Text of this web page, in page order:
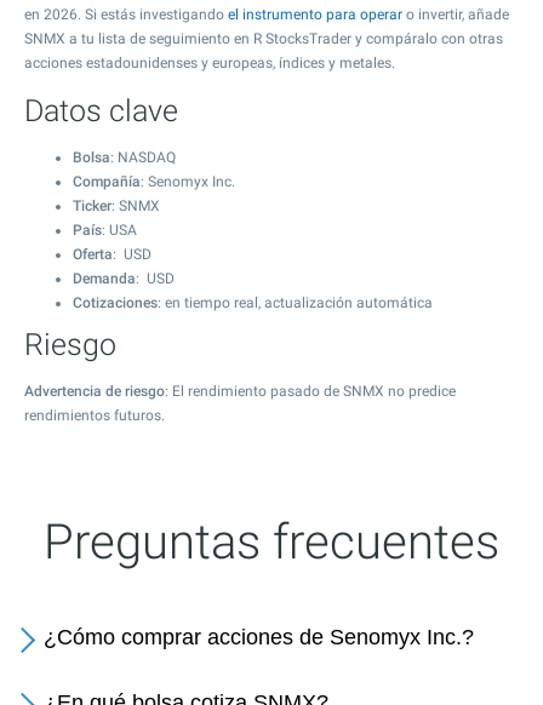
en 2026. Si estás investigando el instrumento para operar o invertir, añade
SNMX a tu lista de seguimiento en R StocksTrader y compáralo con otras
acciones estadounidenses y europeas, índices y metales.
Datos clave
Bolsa: NASDAQ
Compañía: Senomyx Inc.
Ticker: SNMX
País: USA
Oferta: USD
Demanda: USD
Cotizaciones: en tiempo real, actualización automática
Riesgo
Advertencia de riesgo: El rendimiento pasado de SNMX no predice
rendimientos futuros.
Preguntas frecuentes
¿Cómo comprar acciones de Senomyx Inc.?